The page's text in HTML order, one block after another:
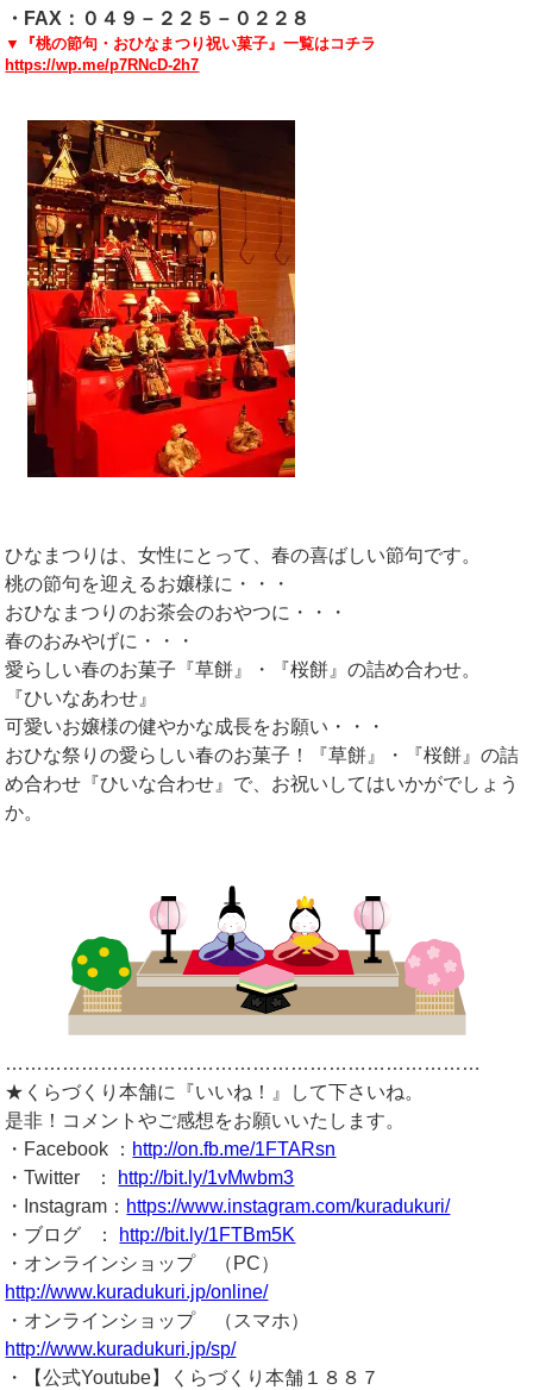
・FAX：０４９－２２５－０２２８
▼『桃の節句・おひなまつり祝い菓子』一覧はコチラ
https://wp.me/p7RNcD-2h7
ひなまつりは、女性にとって、春の喜ばしい節句です。
桃の節句を迎えるお嬢様に・・・
おひなまつりのお茶会のおやつに・・・
春のおみやげに・・・
愛らしい春のお菓子『草餅』・『桜餅』の詰め合わせ。
『ひいなあわせ』
可愛いお嬢様の健やかな成長をお願い・・・
おひな祭りの愛らしい春のお菓子！『草餅』・『桜餅』の詰
め合わせ『ひいな合わせ』で、お祝いしてはいかがでしょう
か。
…………………………………………………………………
★くらづくり本舗に『いいね！』して下さいね。
是非！コメントやご感想をお願いいたします。
・Facebook ： http://on.fb.me/1FTARsn
・Twitter ： http://bit.ly/1vMwbm3
・Instagram： https://www.instagram.com/kuradukuri/
・ブログ ： http://bit.ly/1FTBm5K
・オンラインショップ （PC）
http://www.kuradukuri.jp/online/
・オンラインショップ （スマホ）
http://www.kuradukuri.jp/sp/
・【公式Youtube】くらづくり本舗１８８７